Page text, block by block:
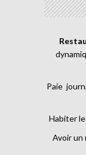
Paie
Habiter
Avoir un